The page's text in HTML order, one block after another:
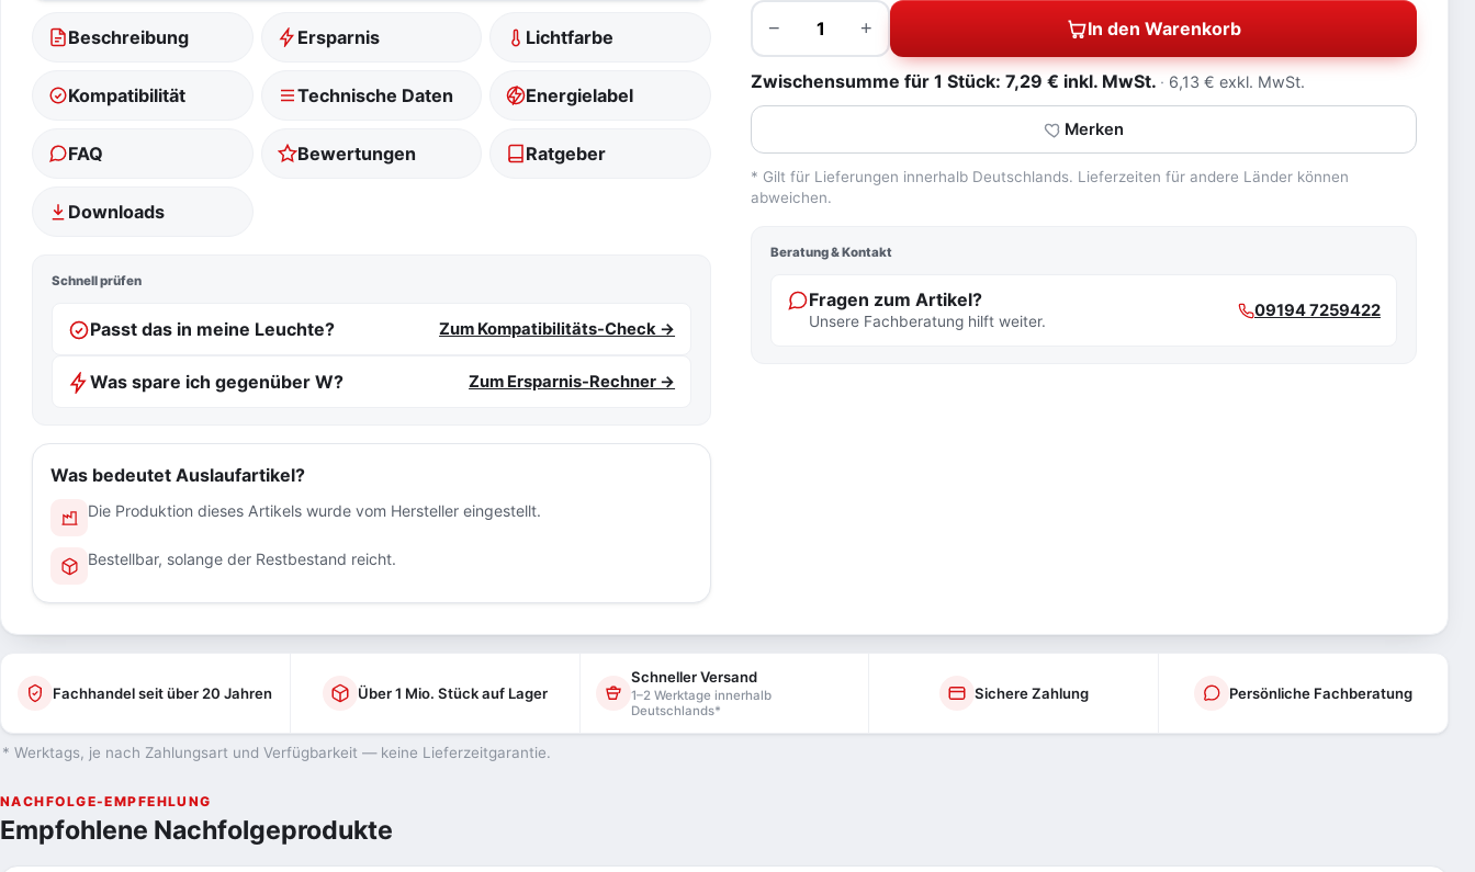
Beschreibung Ersparnis Lichtfarbe
Kompatibilität Technische Daten Energielabel
FAQ Bewertungen Ratgeber
Downloads
Schnell prüfen
Passt das in meine Leuchte? Zum Kompatibilitäts-Check →
Was spare ich gegenüber W? Zum Ersparnis-Rechner →
Was bedeutet Auslaufartikel?
Die Produktion dieses Artikels wurde vom Hersteller eingestellt.
Bestellbar, solange der Restbestand reicht.
−
Menge
+ In den Warenkorb
Zwischensumme für 1 Stück: 7,29 € inkl. MwSt. 6,13 € exkl. MwSt.
Merken
* Gilt für Lieferungen innerhalb Deutschlands. Lieferzeiten für andere Länder können
abweichen.
Beratung & Kontakt
Fragen zum Artikel?
Unsere Fachberatung hilft weiter.
09194 7259422
Fachhandel seit über 20 Jahren Über 1 Mio. Stück auf Lager
Schneller Versand
1–2 Werktage innerhalb
Deutschlands*
Sichere Zahlung Persönliche Fachberatung
* Werktags, je nach Zahlungsart und Verfügbarkeit — keine Lieferzeitgarantie.
NACHFOLGE-EMPFEHLUNG
Empfohlene Nachfolgeprodukte